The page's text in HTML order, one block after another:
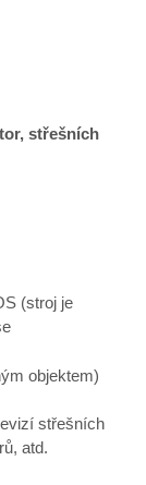
střešních
(stroj je
objektem)
střešních
atd.